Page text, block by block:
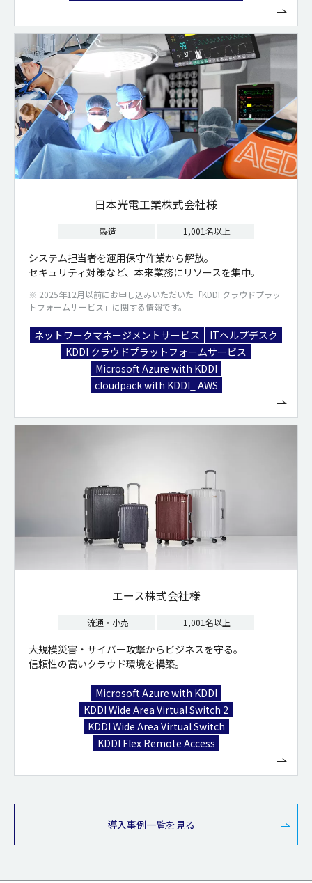
日本光電工業株式会社様
製造 1,001名以上
システム担当者を運用保守作業から解放。
セキュリティ対策など、本来業務にリソースを集中。
※ 2025年12月以前にお申し込みいただいた「KDDI クラウドプラッ
トフォームサービス」に関する情報です。
ネットワークマネージメントサービス
ITヘルプデスク
KDDI クラウドプラットフォームサービス
Microsoft Azure with KDDI
cloudpack with KDDI_ AWS
エース株式会社様
流通・小売 1,001名以上
大規模災害・サイバー攻撃からビジネスを守る。
信頼性の高いクラウド環境を構築。
Microsoft Azure with KDDI
KDDI Wide Area Virtual Switch 2
KDDI Wide Area Virtual Switch
KDDI Flex Remote Access
導入事例一覧を見る